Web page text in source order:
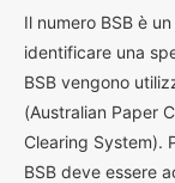
Il numero BSB è
identificare una
BSB vengono
(Australian Paper
Clearing System).
BSB deve essere